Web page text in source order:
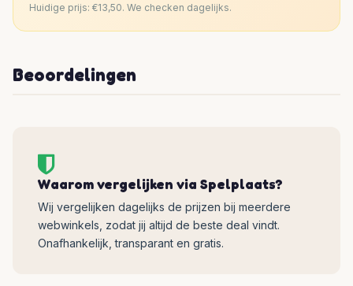
Huidige prijs: €13,50. We checken dagelijks.
Beoordelingen
Waarom vergelijken via Spelplaats?
Wij vergelijken dagelijks de prijzen bij meerdere
webwinkels, zodat jij altijd de beste deal vindt.
Onafhankelijk, transparant en gratis.